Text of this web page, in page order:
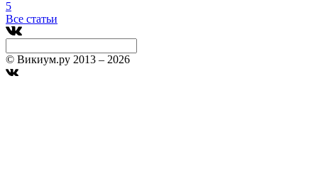
5
Все статьи
© Викиум.ру 2013 – 2026